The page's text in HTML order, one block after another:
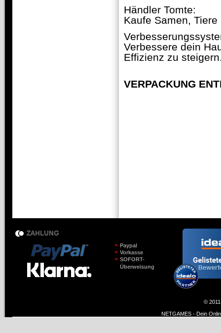
Händler Tomte:
Kaufe Samen,
Verbessere dein
Effizienz zu
VERPACKUNG
Paypal
Vorkasse
SOFORT-
Überweisung
©
NETGAMES - Dein